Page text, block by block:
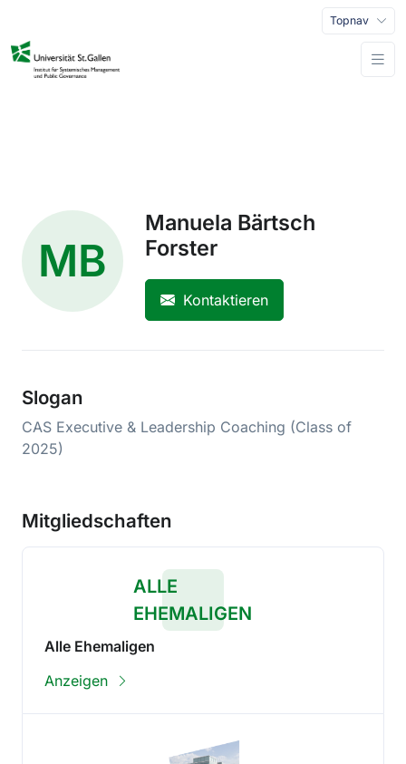
Topnav
MB
Manuela Bärtsch
Forster
Kontaktieren
Slogan
CAS Executive & Leadership Coaching (Class of
2025)
Mitgliedschaften
ALLE
EHEMALIGEN
Alle Ehemaligen
Anzeigen